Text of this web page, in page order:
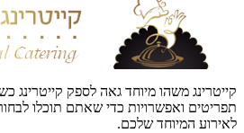
קייטרינג משהו מיוחד גאה לספק קייטרינג
תפריטים ואפשרויות כדי שאתם תוכלו
לאירוע המיוחד שלכם.